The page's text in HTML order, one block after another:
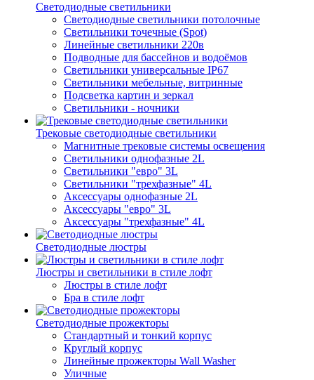
Светодиодные светильники
Светодиодные светильники потолочные
Светильники точечные (Spot)
Линейные светильники 220в
Подводные для бассейнов и водоёмов
Светильники универсальные IP67
Светильники мебельные, витринные
Подсветка картин и зеркал
Светильники - ночники
Трековые светодиодные светильники
Магнитные трековые системы освещения
Светильники однофазные 2L
Светильники "евро" 3L
Светильники "трехфазные" 4L
Аксессуары однофазные 2L
Аксессуары "евро" 3L
Аксессуары "трехфазные" 4L
Светодиодные люстры
Люстры и светильники в стиле лофт
Люстры в стиле лофт
Бра в стиле лофт
Светодиодные прожекторы
Стандартный и тонкий корпус
Круглый корпус
Линейные прожекторы Wall Washer
Уличные